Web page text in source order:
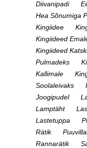
Diivanipadi
Hea Sõnumiga
Kingiidee
Kingiideed
Kingiideed
Pulmadeks
Kallimale
Soolaleivaks
Joogipudel
Lamptäht
Lastetuppa
Rätik
Rannarätik